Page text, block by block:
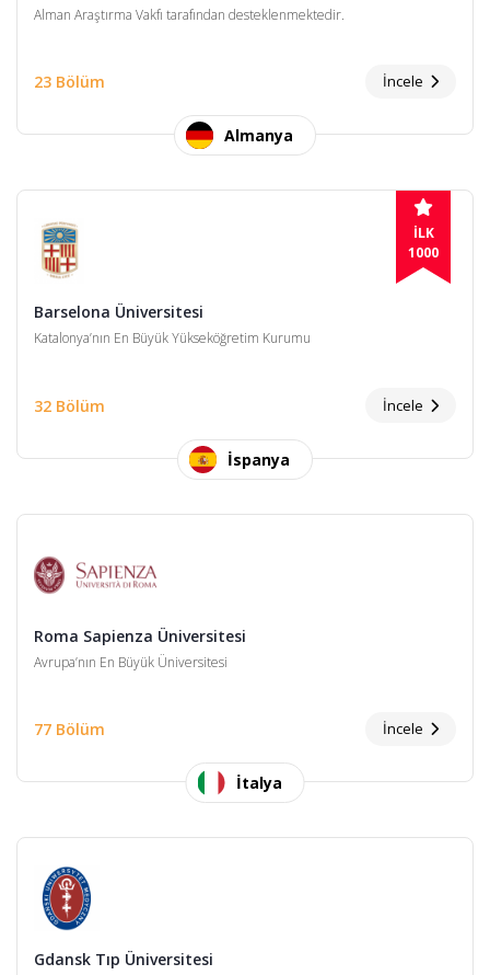
Alman Araştırma Vakfı tarafından desteklenmektedir.
23 Bölüm İncele
Almanya
İLK
1000
Barselona Üniversitesi
Katalonya’nın En Büyük Yükseköğretim Kurumu
32 Bölüm İncele
İspanya
Roma Sapienza Üniversitesi
Avrupa’nın En Büyük Üniversitesi
77 Bölüm İncele
İtalya
Gdansk Tıp Üniversitesi